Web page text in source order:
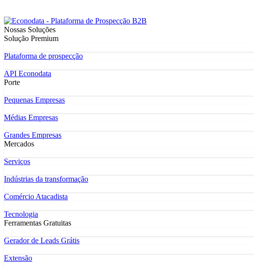
Nossas Soluções
Solução Premium
Plataforma de prospecção
API Econodata
Porte
Pequenas Empresas
Médias Empresas
Grandes Empresas
Mercados
Serviços
Indústrias da transformação
Comércio Atacadista
Tecnologia
Ferramentas Gratuitas
Gerador de Leads Grátis
Extensão